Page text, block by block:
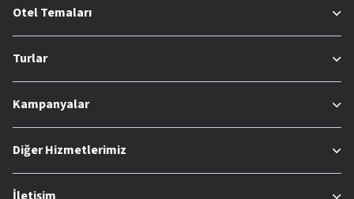
Otel Temaları
Turlar
Kampanyalar
Diğer Hizmetlerimiz